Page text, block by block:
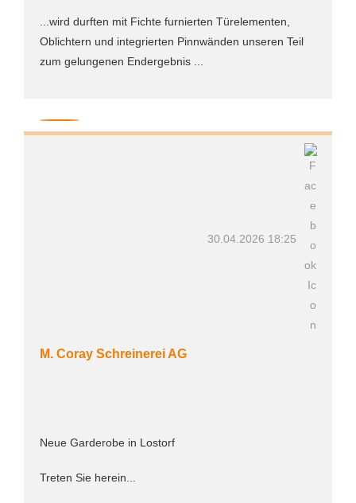
...wird durften mit Fichte furnierten Türelementen,
Oblichtern und integrierten Pinnwänden unseren Teil
zum gelungenen Endergebnis ...
30.04.2026 18:25
M. Coray Schreinerei AG
Neue Garderobe in Lostorf
Treten Sie herein...